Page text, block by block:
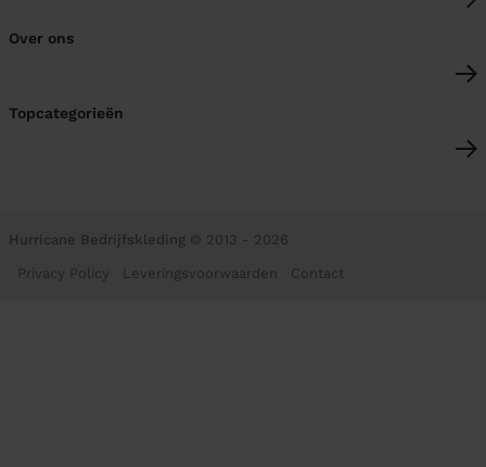
Over ons
Topcategorieën
Hurricane Bedrijfskleding © 2013 - 2026
Privacy Policy Leveringsvoorwaarden Contact